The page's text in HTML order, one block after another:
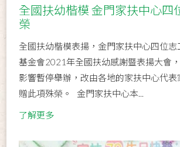
全國扶幼楷模 金門家扶中心四
榮
全國扶幼楷模表揚，金門家扶中心四位志
基金會2021年全國扶幼感謝暨表揚大會
影響暫停舉辦，改由各地的家扶中心代表
贈此項殊榮。 金門家扶中心本...
了解更多